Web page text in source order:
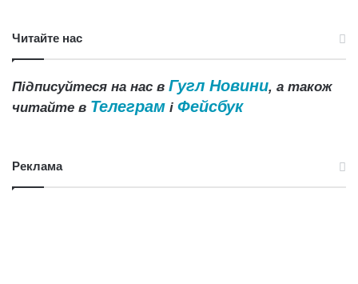
Читайте нас
Підписуйтеся на нас в Гугл Новини, а також
читайте в Телеграм і Фейсбук
Реклама